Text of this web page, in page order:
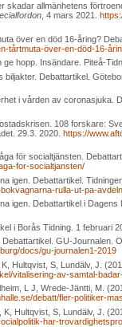
skadar allmänhetens
, 4 mars 2021.
över en död 16-åring?
tårtmuta-över-en-död-16-
hopp. Insändare. Piteå-
biljakter. Debattartikel.
i vården av coronasjuka.
108 forskare:
29.3. 2020. https://
för socialtjänsten.
for-socialtjansten/
igen. Debattartikel.
rulla-ut-pa-
igen. Debattartikel i
i Borås Tidning. 1 februari
GU-Journalen.
docs/gu-journalen1-2019
Hultqvist, S, Lundälv, J.
vitalisering-av-samtal-
L J, Wrede-Jäntti, M.
debatt/fler-politiker-
Hultqvist, S, Lundälv, J.
har-